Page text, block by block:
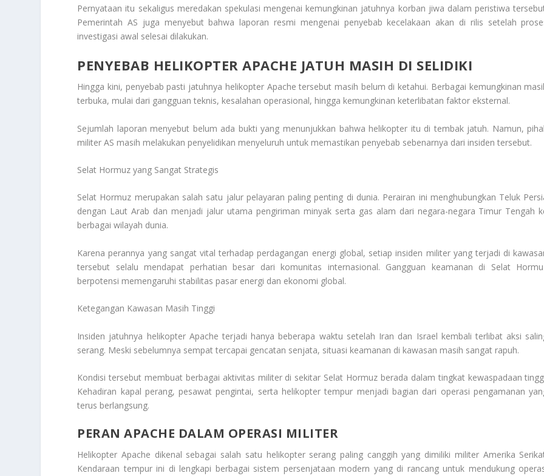
Pernyataan itu sekaligus meredakan spekulasi mengenai kemungkinan jatuhnya korban jiwa dalam peristiwa
Pemerintah AS juga menyebut bahwa laporan resmi mengenai penyebab kecelakaan akan di rilis setelah
investigasi awal selesai dilakukan.
PENYEBAB HELIKOPTER APACHE JATUH MASIH DI SELIDIKI
Hingga kini, penyebab pasti jatuhnya helikopter Apache tersebut masih belum di ketahui. Berbagai kemungkinan
terbuka, mulai dari gangguan teknis, kesalahan operasional, hingga kemungkinan keterlibatan faktor eksternal.
Sejumlah laporan menyebut belum ada bukti yang menunjukkan bahwa helikopter itu di tembak jatuh. Namun,
militer AS masih melakukan penyelidikan menyeluruh untuk memastikan penyebab sebenarnya dari insiden tersebut.
Selat Hormuz yang Sangat Strategis
Selat Hormuz merupakan salah satu jalur pelayaran paling penting di dunia. Perairan ini menghubungkan Teluk
dengan Laut Arab dan menjadi jalur utama pengiriman minyak serta gas alam dari negara-negara Timur Tengah
berbagai wilayah dunia.
Karena perannya yang sangat vital terhadap perdagangan energi global, setiap insiden militer yang terjadi di
tersebut selalu mendapat perhatian besar dari komunitas internasional. Gangguan keamanan di Selat
berpotensi memengaruhi stabilitas pasar energi dan ekonomi global.
Ketegangan Kawasan Masih Tinggi
Insiden jatuhnya helikopter Apache terjadi hanya beberapa waktu setelah Iran dan Israel kembali terlibat aksi
serang. Meski sebelumnya sempat tercapai gencatan senjata, situasi keamanan di kawasan masih sangat rapuh.
Kondisi tersebut membuat berbagai aktivitas militer di sekitar Selat Hormuz berada dalam tingkat kewaspadaan
Kehadiran kapal perang, pesawat pengintai, serta helikopter tempur menjadi bagian dari operasi pengamanan
terus berlangsung.
PERAN APACHE DALAM OPERASI MILITER
Helikopter Apache dikenal sebagai salah satu helikopter serang paling canggih yang dimiliki militer Amerika
Kendaraan tempur ini di lengkapi berbagai sistem persenjataan modern yang di rancang untuk mendukung